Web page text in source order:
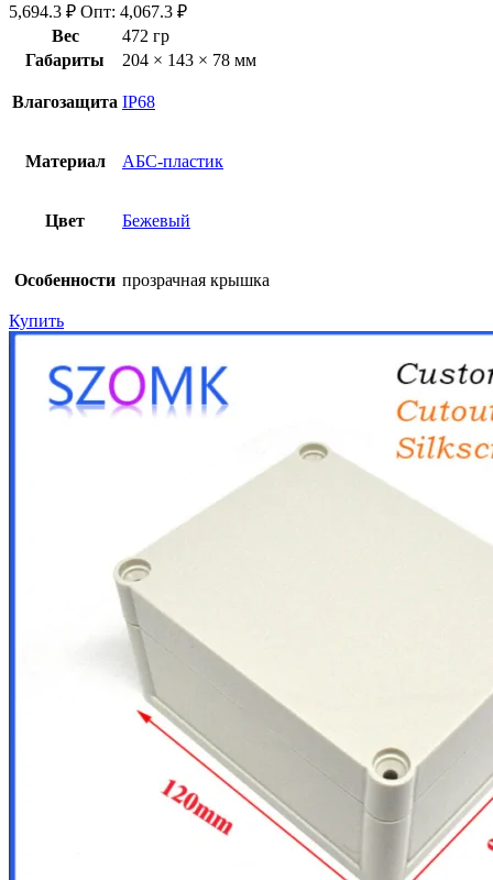
5,694.3 ₽ Опт: 4,067.3 ₽
Вес
472 гр
Габариты
204 × 143 × 78 мм
Влагозащита IP68
Материал АБС-пластик
Цвет Бежевый
Особенности прозрачная крышка
Купить